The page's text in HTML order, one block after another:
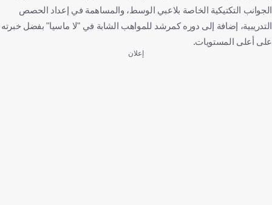
الجوانب التكتيكية الخاصة بلاعبي الوسط، والمساهمة في إعداد الحصص
التدريبية، إضافة إلى دوره كمرشد للمواهب الشابة في "لا ماسيا" بفضل خبرته
على أعلى المستويات.
إعلان